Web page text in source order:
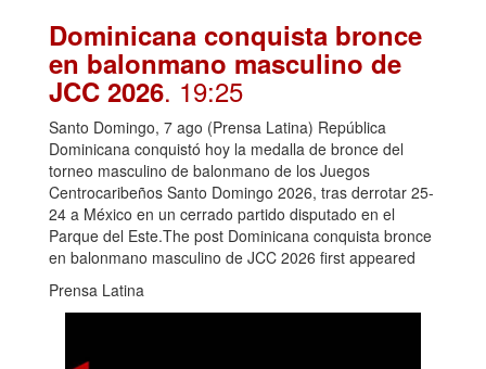
Dominicana conquista bronce
en balonmano masculino de
JCC 2026. 19:25
Santo Domingo, 7 ago (Prensa Latina) República
Dominicana conquistó hoy la medalla de bronce del
torneo masculino de balonmano de los Juegos
Centrocaribeños Santo Domingo 2026, tras derrotar 25-
24 a México en un cerrado partido disputado en el
Parque del Este.The post Dominicana conquista bronce
en balonmano masculino de JCC 2026 first appeared
Prensa Latina